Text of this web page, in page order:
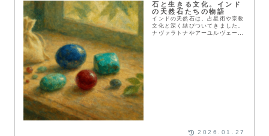
石と生きる文化。インド
の天然石たちの物語
インドの天然石は、占星術や宗教
文化と深く結びついてきました。
ナヴァラトナやアーユルヴェーダ
2026.01.27